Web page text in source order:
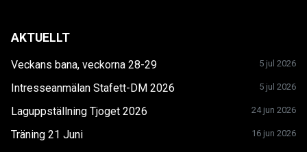
AKTUELLT
Veckans bana, veckorna 28-29 5 jul 2026
Intresseanmälan Stafett-DM 2026 5 jul 2026
Laguppställning Tjoget 2026 24 jun 2026
Träning 21 Juni 16 jun 2026